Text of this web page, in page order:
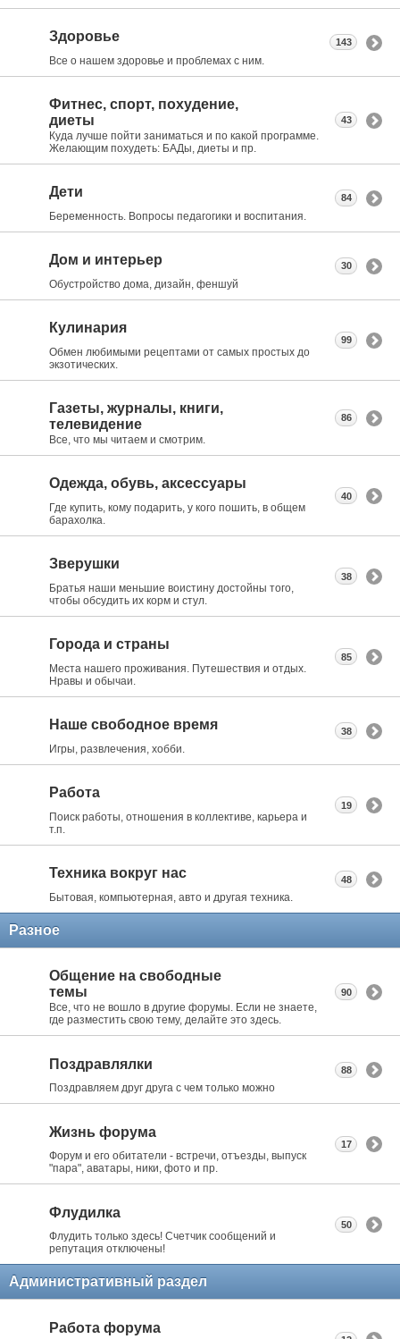
Здоровье
Все о нашем здоровье и проблемах с ним.
143
Фитнес, спорт, похудение,
диеты
Куда лучше пойти заниматься и по какой программе.
Желающим похудеть: БАДы, диеты и пр.
43
Дети
Беременность. Вопросы педагогики и воспитания.
84
Дом и интерьер
Обустройство дома, дизайн, феншуй
30
Кулинария
Обмен любимыми рецептами от самых простых до
экзотических.
99
Газеты, журналы, книги,
телевидение
Все, что мы читаем и смотрим.
86
Одежда, обувь, аксессуары
Где купить, кому подарить, у кого пошить, в общем
барахолка.
40
Зверушки
Братья наши меньшие воистину достойны того,
чтобы обсудить их корм и стул.
38
Города и страны
Места нашего проживания. Путешествия и отдых.
Нравы и обычаи.
85
Наше свободное время
Игры, развлечения, хобби.
38
Работа
Поиск работы, отношения в коллективе, карьера и
т.п.
19
Техника вокруг нас
Бытовая, компьютерная, авто и другая техника.
48
Разное
Общение на свободные
темы
Все, что не вошло в другие форумы. Если не знаете,
где разместить свою тему, делайте это здесь.
90
Поздравлялки
Поздравляем друг друга с чем только можно
88
Жизнь форума
Форум и его обитатели - встречи, отъезды, выпуск
"пара", аватары, ники, фото и пр.
17
Флудилка
Флудить только здесь! Счетчик сообщений и
репутация отключены!
50
Административный раздел
Работа форума